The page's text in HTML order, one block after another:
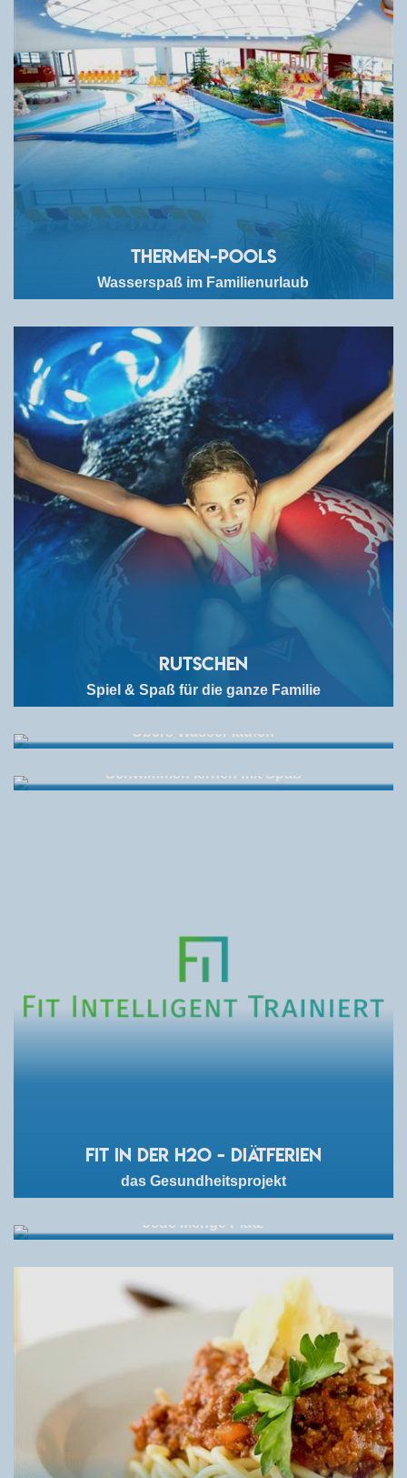
Thermen-Pools
Wasserspaß im Familienurlaub
Rutschen
Spiel & Spaß für die ganze Familie
Waterballs
Übers Wasser laufen
H2O Schwimmakademie
Schwimmen lernen mit Spaß
FIT in der H2O - Diätferien
das Gesundheitsprojekt
Aussenbereich
Jede Menge Platz